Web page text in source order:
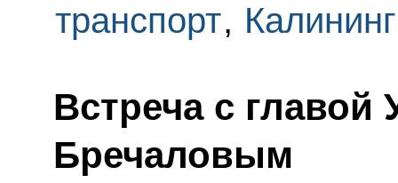
транспорт,
Встреча с
Бречаловым